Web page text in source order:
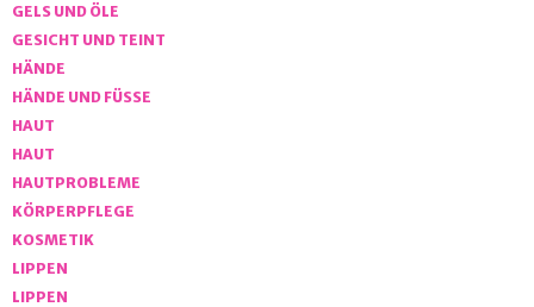
GELS UND ÖLE
GESICHT UND TEINT
HÄNDE
HÄNDE UND FÜSSE
HAUT
HAUT
HAUTPROBLEME
KÖRPERPFLEGE
KOSMETIK
LIPPEN
LIPPEN